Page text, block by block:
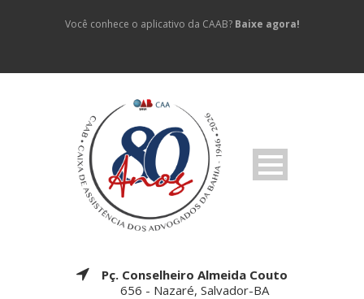
Você conhece o aplicativo da CAAB? Baixe agora!
Pç. Conselheiro Almeida Couto
656 - Nazaré, Salvador-BA